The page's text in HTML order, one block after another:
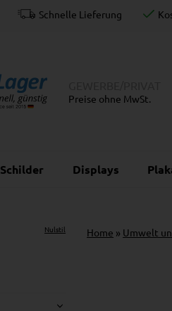
Schnelle Lieferung
Preise ohne MwSt.
Schilder Displays
Nulstil Home » Umwelt